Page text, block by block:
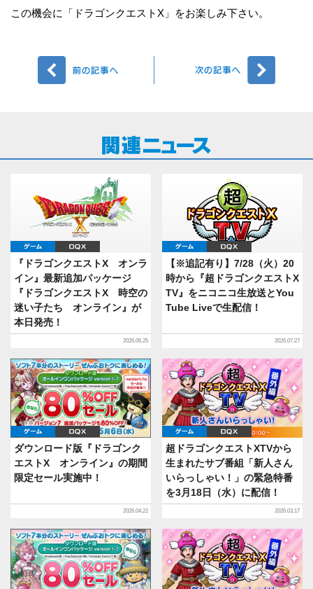
この機会に「ドラゴンクエストX」をお楽しみ下さい。
ゲーム
『ドラゴンクエストX オンラ
イン』最新追加パッケージ
『ドラゴンクエストX 時空の
迷い子たち オンライン』が
本日発売！
2026.06.25
ゲーム
【※追記有り】7/28（火）20
時から『超ドラゴンクエストX
TV』をニコニコ生放送とYou
Tube Liveで生配信！
2026.07.27
ゲーム DQX
ダウンロード版『ドラゴンク
エストX オンライン』の期間
限定セール実施中！
2026.04.22
ゲーム DQX
超ドラゴンクエストXTVから
生まれたサブ番組「新人さん
いらっしゃい！」の緊急特番
を3月18日（水）に配信！
2026.03.17